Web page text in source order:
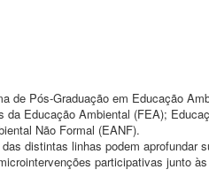
de Pós-Graduação em Educação
Educação Ambiental (FEA);
Não Formal (EANF).
distintas linhas podem aprofundar
participativas junto às